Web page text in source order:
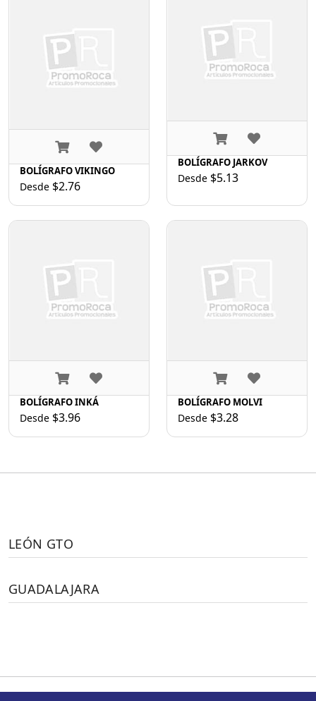
BOLÍGRAFO VIKINGO
Desde $2.76
BOLÍGRAFO JARKOV
Desde $5.13
BOLÍGRAFO INKÁ
Desde $3.96
BOLÍGRAFO MOLVI
Desde $3.28
GUADALAJARA
LEÓN GTO